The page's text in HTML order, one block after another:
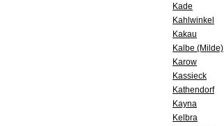
Kade
Kahlwinkel
Kakau
Kalbe (Milde)
Karow
Kassieck
Kathendorf
Kayna
Kelbra